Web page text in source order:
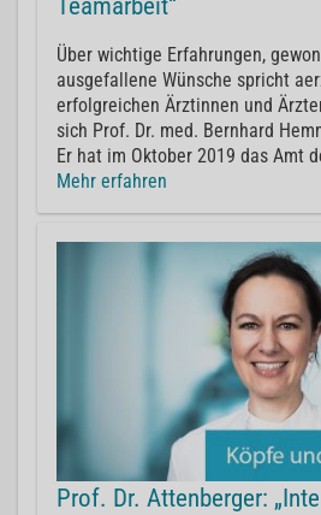
Über wichtige Erfahrungen,
ausgefallene Wünsche spricht
erfolgreichen Ärztinnen und
sich Prof. Dr. med. Bernhard
Er hat im Oktober 2019 das Amt
Mehr erfahren
Prof. Dr. Attenberger: